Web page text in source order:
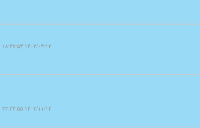
۱۴۰۳/۰۴/۱۲ ۱۸:۳۷:۵۳
۱۴۰۲/۱۱/۱۴ ۲۲:۲۴:۵۵